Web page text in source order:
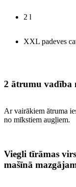
2 l
XXL padeves
2 ātrumu vadība
Ar vairākiem ātruma
no mīkstiem augļiem.
Viegli tīrāmas
mašīnā